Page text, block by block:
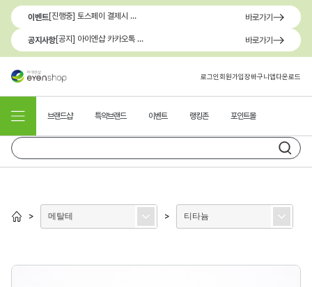
이벤트 [진행중] 토스페이 결제시 최대 1.3만원 혜택 바로가기
공지사항 [공지] 아이엔샵 카카오톡 1:1 문의 채널 이용 안내 바로가기
로그인회원가입장바구니앱다운로드
브랜드샵 특약브랜드 이벤트 랭킹존 포인트몰
> 메탈테 > 티타늄